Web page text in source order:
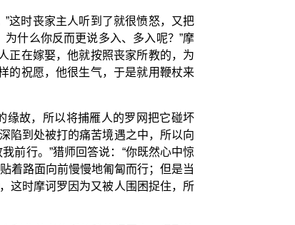
这时丧家主人听到了就很愤怒，又把
什么你反而更说多入、多入呢？”摩
正在嫁娶，他就按照丧家所教的，为
的祝愿，他很生气，于是就用鞭杖来
缘故，所以将捕雁人的罗网把它碰坏
陷到处被打的痛苦境遇之中，所以向
前行。”猎师回答说：“你既然心中惊
着路面向前慢慢地匍匐而行；但是当
这时摩诃罗因为又被人围困捉住，所